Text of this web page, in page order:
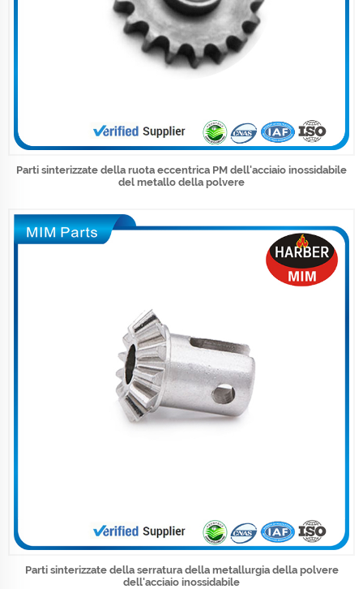
Parti sinterizzate della ruota eccentrica PM dell'acciaio inossidabile
del metallo della polvere
Parti sinterizzate della serratura della metallurgia della polvere
dell'acciaio inossidabile